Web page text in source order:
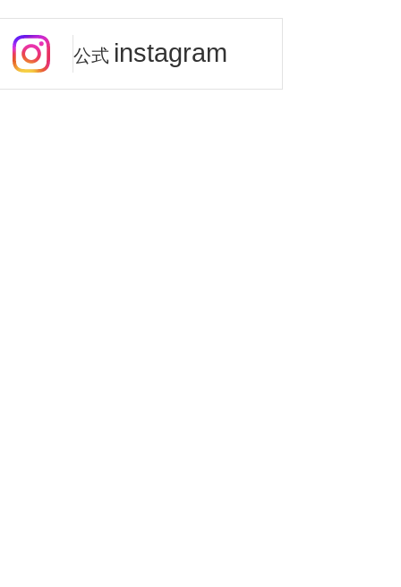
公式 instagram